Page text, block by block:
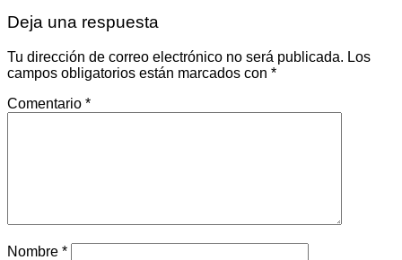
Deja una respuesta
Tu dirección de correo electrónico no será publicada. Los
campos obligatorios están marcados con *
Comentario *
Nombre *